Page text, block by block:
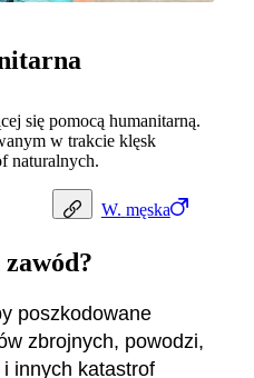
W. męska
się pomocą humanitarną.
w trakcie klęsk
naturalnych.
poszkodowane
zbrojnych, powodzi,
innych katastrof